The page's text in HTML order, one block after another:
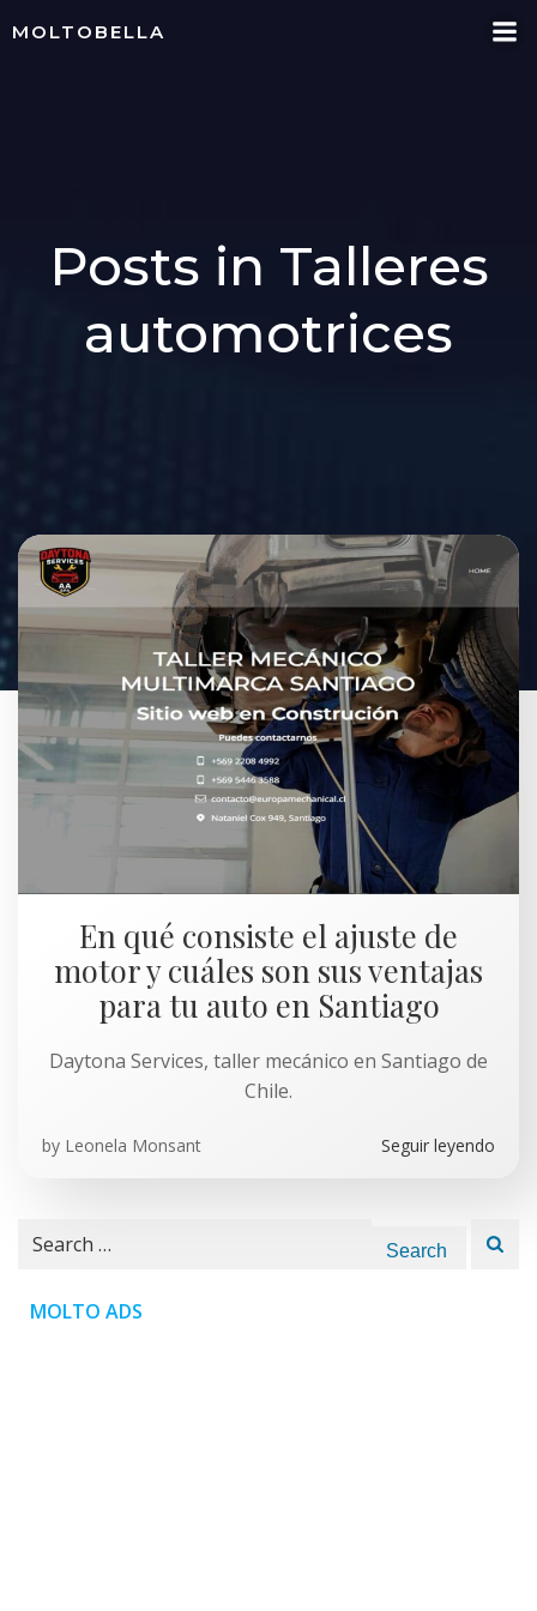
MOLTOBELLA
Posts in Talleres
automotrices
En qué consiste el ajuste de
motor y cuáles son sus ventajas
para tu auto en Santiago
Daytona Services, taller mecánico en Santiago de
Chile.
by Leonela Monsant Seguir leyendo
Search
MOLTO ADS